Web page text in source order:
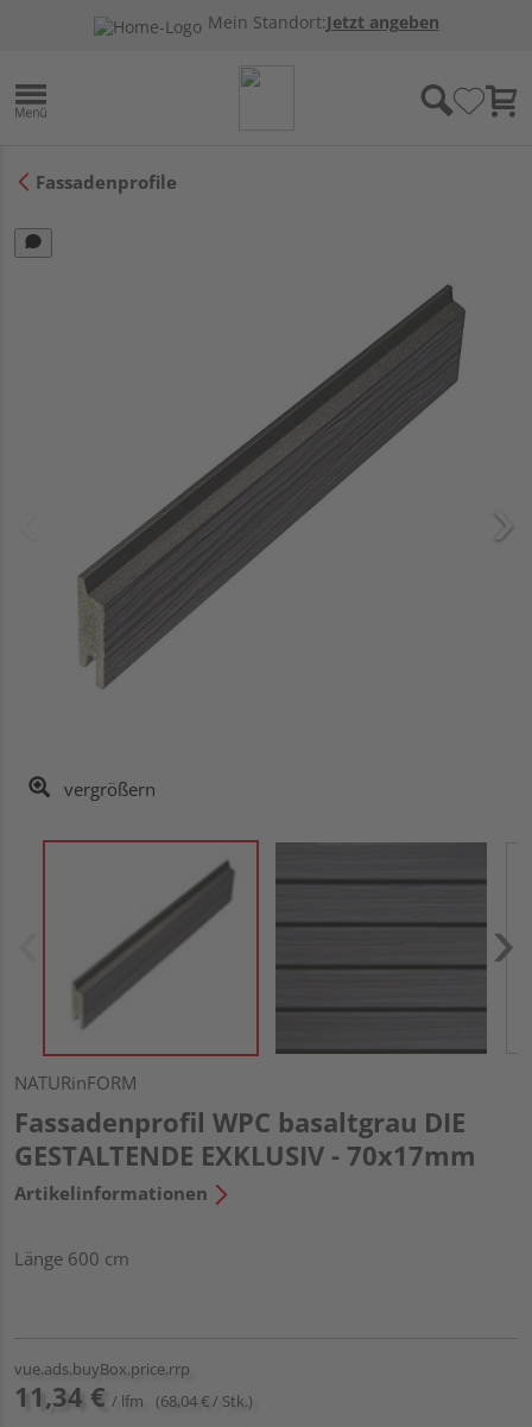
Mein Standort:Jetzt angeben
Fassadenprofile
vergrößern
NATURinFORM
Fassadenprofil WPC basaltgrau DIE
GESTALTENDE EXKLUSIV - 70x17mm
Artikelinformationen
Länge 600 cm
vue.ads.buyBox.price.rrp
11,34 € / lfm (68,04 € / Stk.)